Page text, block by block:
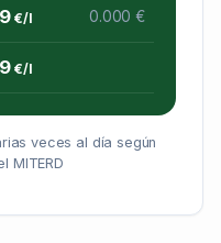
€/l 0.000 €
€/l
veces al día según
MITERD